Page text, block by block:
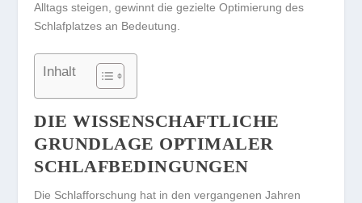
Alltags steigen, gewinnt die gezielte Optimierung des
Schlafplatzes an Bedeutung.
Inhalt
DIE WISSENSCHAFTLICHE
GRUNDLAGE OPTIMALER
SCHLAFBEDINGUNGEN
Die Schlafforschung hat in den vergangenen Jahren